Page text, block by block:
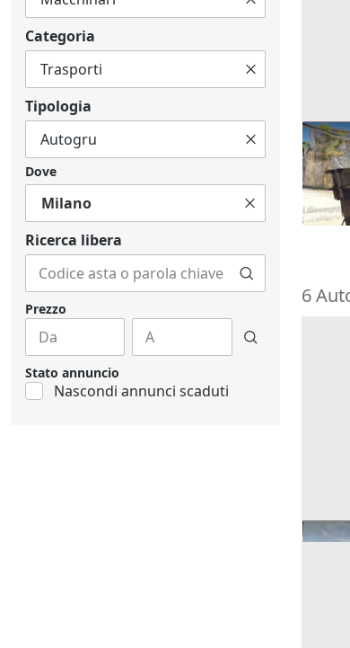
Categoria
Tipologia
Dove
Milano
Ricerca libera
Prezzo
Stato annuncio
Nascondi annunci scaduti
6